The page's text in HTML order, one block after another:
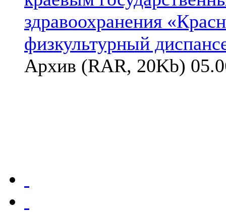
здравоохранения
физкультурный
Архив (RAR, 20Kb)